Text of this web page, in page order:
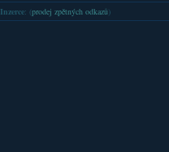
Inzerce: (prodej zpětných odkazů )